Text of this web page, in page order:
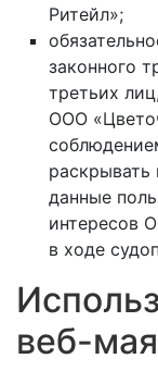
Ритейл»;
законного
третьих
ООО
раскрывать
данные
интересов
в ходе
веб-